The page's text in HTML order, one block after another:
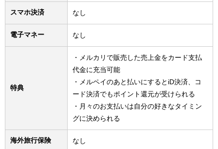
スマホ決済 なし
電子マネー なし
特典
・メルカリで販売した売上金をカード支払
代金に充当可能
・メルペイのあと払いにするとiD決済、コ
ード決済でもポイント還元が受けられる
・月々のお支払いは自分の好きなタイミン
グに決められる
海外旅行保険 なし